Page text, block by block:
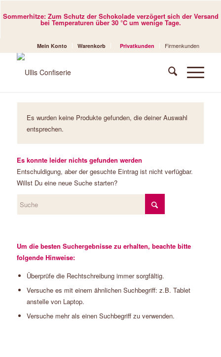
Sommerhitze: Zum Schutz der Schokolade verzögert sich der Versand
bei Temperaturen über 30 °C um wenige Tage.
Mein Konto Warenkorb Privatkunden Firmenkunden
Es wurden keine Produkte gefunden, die deiner Auswahl
entsprechen.
Es konnte leider nichts gefunden werden
Entschuldigung, aber der gesuchte Eintrag ist nicht verfügbar.
Willst Du eine neue Suche starten?
Um die besten Suchergebnisse zu erhalten, beachte bitte
folgende Hinweise:
Überprüfe die Rechtschreibung immer sorgfältig.
Versuche es mit einem ähnlichen Suchbegriff: z.B. Tablet
anstelle von Laptop.
Versuche mehr als einen Suchbegriff zu verwenden.